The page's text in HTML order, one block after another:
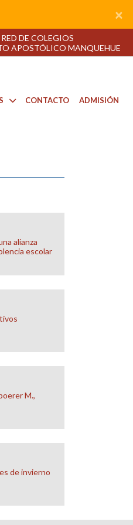
×
RED DE COLEGIOS
APOSTÓLICO MANQUEHUE
CONTACTO ADMISIÓN
alianza
escolar
M.,
de invierno